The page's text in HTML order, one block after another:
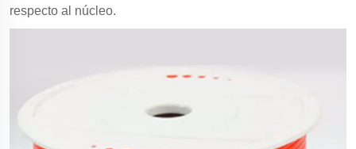
respecto al núcleo.